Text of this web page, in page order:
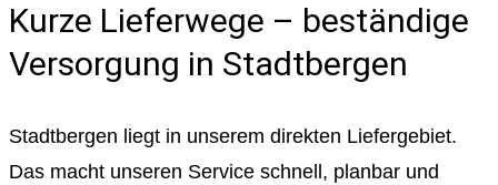
Kurze Lieferwege – beständige
Versorgung in Stadtbergen
Stadtbergen liegt in unserem direkten Liefergebiet.
Das macht unseren Service schnell, planbar und